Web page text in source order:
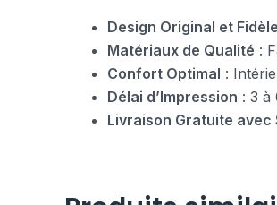
Design Original et
Matériaux de Qualité :
Confort Optimal :
Délai d’Impression : 3 à
Livraison Gratuite avec